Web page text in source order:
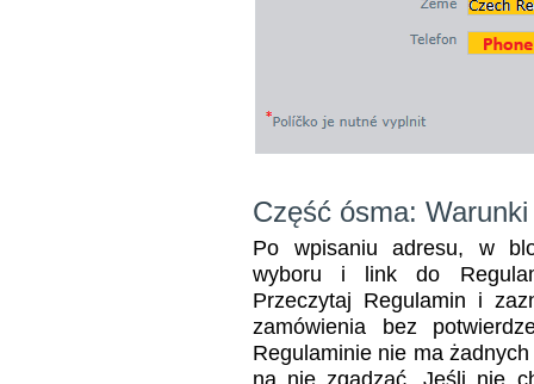
Część ósma:
Po wpisaniu adresu, w
wyboru i link do
Przeczytaj Regulamin i
zamówienia bez
Regulaminie nie ma
na nie zgadzać. Jeśli nie